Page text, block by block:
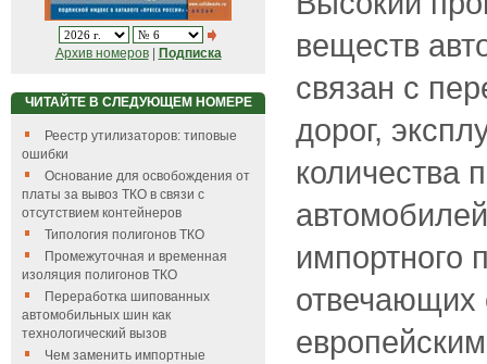
Архив номеров| Подписка
ЧИТАЙТЕ В СЛЕДУЮЩЕМ НОМЕРЕ
Реестр утилизаторов: типовые
ошибки
Основание для освобождения от
платы за вывоз ТКО в связи с
отсутствием контейнеров
Типология полигонов ТКО
Промежуточная и временная
изоляция полигонов ТКО
Переработка шипованных
автомобильных шин как
технологический вызов
Чем заменить импортные
веществ
связан с
дорог,
количества
импортного